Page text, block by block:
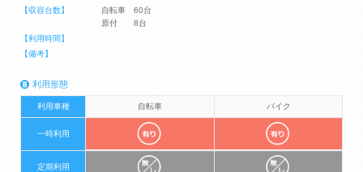
【収容台数】
自転車 60台
原付 8台
【利用時間】
【備考】
利用形態
利用車種 自転車 バイク
一時利用
定期利用